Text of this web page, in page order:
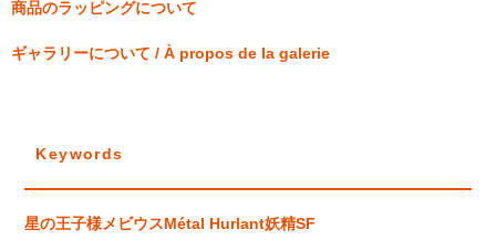
商品のラッピングについて
ギャラリーについて / À propos de la galerie
Keywords
星の王子様メビウスMétal Hurlant妖精SF